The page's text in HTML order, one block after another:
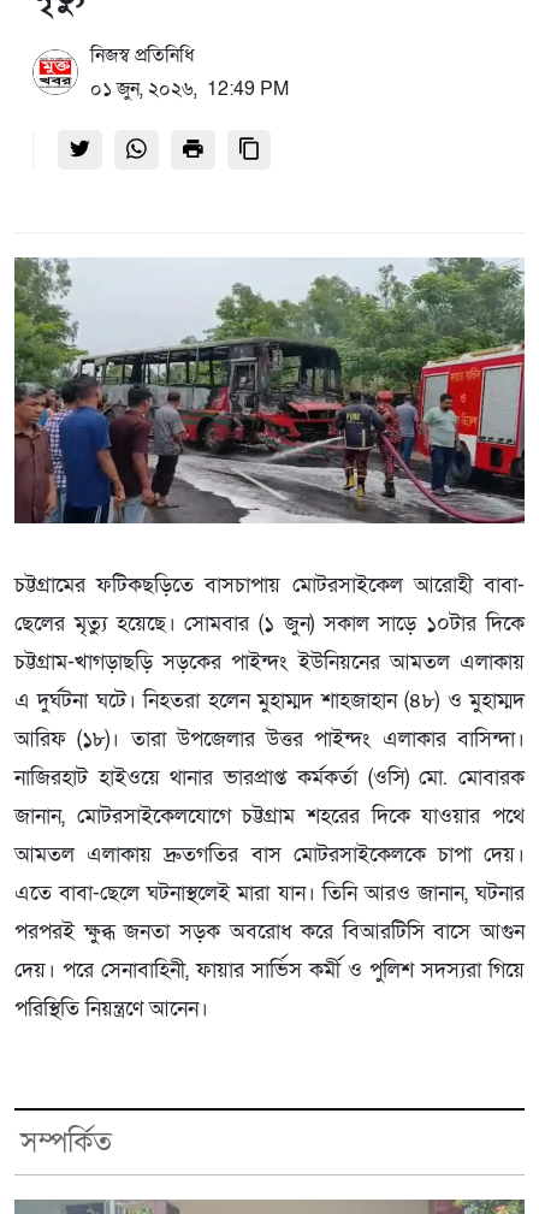
নিজস্ব প্রতিনিধি
০১ জুন, ২০২৬, 12:49 PM
চট্টগ্রামের ফটিকছড়িতে বাসচাপায় মোটরসাইকেল আরোহী বাবা-
ছেলের মৃত্যু হয়েছে। সোমবার (১ জুন) সকাল সাড়ে ১০টার দিকে
চট্টগ্রাম-খাগড়াছড়ি সড়কের পাইন্দং ইউনিয়নের আমতল এলাকায়
এ দুর্ঘটনা ঘটে। নিহতরা হলেন মুহাম্মদ শাহজাহান (৪৮) ও মুহাম্মদ
আরিফ (১৮)। তারা উপজেলার উত্তর পাইন্দং এলাকার বাসিন্দা।
নাজিরহাট হাইওয়ে থানার ভারপ্রাপ্ত কর্মকর্তা (ওসি) মো. মোবারক
জানান, মোটরসাইকেলযোগে চট্টগ্রাম শহরের দিকে যাওয়ার পথে
আমতল এলাকায় দ্রুতগতির বাস মোটরসাইকেলকে চাপা দেয়।
এতে বাবা-ছেলে ঘটনাস্থলেই মারা যান। তিনি আরও জানান, ঘটনার
পরপরই ক্ষুব্ধ জনতা সড়ক অবরোধ করে বিআরটিসি বাসে আগুন
দেয়। পরে সেনাবাহিনী, ফায়ার সার্ভিস কর্মী ও পুলিশ সদস্যরা গিয়ে
পরিস্থিতি নিয়ন্ত্রণে আনেন।
সম্পর্কিত